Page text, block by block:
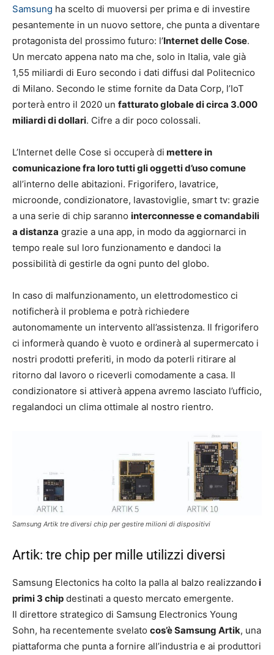
Samsung ha scelto di muoversi per prima e di investire
pesantemente in un nuovo settore, che punta a diventare
protagonista del prossimo futuro: l’Internet delle Cose.
Un mercato appena nato ma che, solo in Italia, vale già
1,55 miliardi di Euro secondo i dati diffusi dal Politecnico
di Milano. Secondo le stime fornite da Data Corp, l’IoT
porterà entro il 2020 un fatturato globale di circa 3.000
miliardi di dollari. Cifre a dir poco colossali.
L’Internet delle Cose si occuperà di mettere in
comunicazione fra loro tutti gli oggetti d’uso comune
all’interno delle abitazioni. Frigorifero, lavatrice,
microonde, condizionatore, lavastoviglie, smart tv: grazie
a una serie di chip saranno interconnesse e comandabili
a distanza grazie a una app, in modo da aggiornarci in
tempo reale sul loro funzionamento e dandoci la
possibilità di gestirle da ogni punto del globo.
In caso di malfunzionamento, un elettrodomestico ci
notificherà il problema e potrà richiedere
autonomamente un intervento all’assistenza. Il frigorifero
ci informerà quando è vuoto e ordinerà al supermercato i
nostri prodotti preferiti, in modo da poterli ritirare al
ritorno dal lavoro o riceverli comodamente a casa. Il
condizionatore si attiverà appena avremo lasciato l’ufficio,
regalandoci un clima ottimale al nostro rientro.
Samsung Artik tre diversi chip per gestire milioni di dispositivi
Artik: tre chip per mille utilizzi diversi
Samsung Electonics ha colto la palla al balzo realizzando i
primi 3 chip destinati a questo mercato emergente.
Il direttore strategico di Samsung Electronics Young
Sohn, ha recentemente svelato cos’è Samsung Artik, una
piattaforma che punta a fornire all’industria e ai produttori